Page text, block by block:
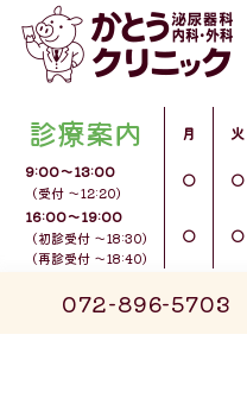
診療案内 月 火
9:00〜13:00
（受付 ～12:20）
○ ○
16:00〜19:00
（初診受付 ～18:30）
（再診受付 ～18:40）
○ ○
休診日
受付開始は午
水曜午後・
072-896-5703